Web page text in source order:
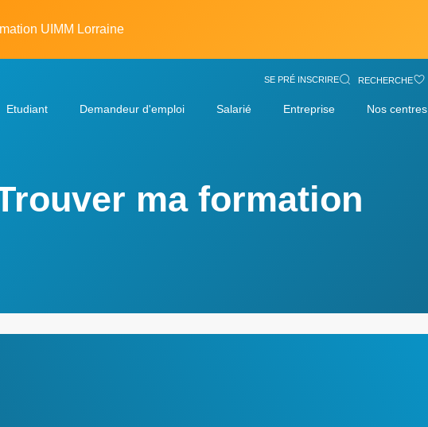
UIMM Lorraine
SE PRÉ INSCRIRE RECHERCHE
Etudiant Demandeur d'emploi Salarié Entreprise Nos centres
ma formation